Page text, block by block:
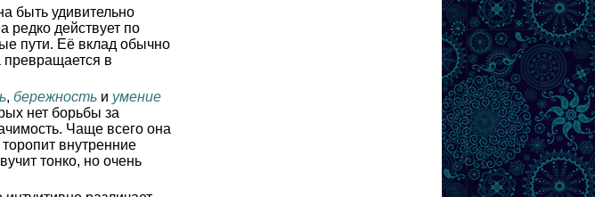
быть удивительно
редко действует по
пути. Её вклад обычно
превращается в
, бережность и умение
нет борьбы за
Чаще всего она
внутренние
тонко, но очень